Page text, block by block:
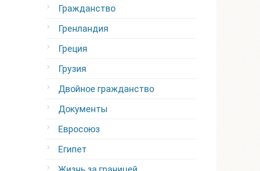
Гражданство
Гренландия
Греция
Грузия
Двойное гражданство
Документы
Евросоюз
Египет